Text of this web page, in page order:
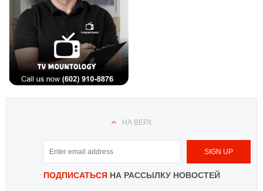
НА ВЕРХ
ПОДПИСАТЬСЯНА РАССЫЛКУ НОВОСТЕЙ